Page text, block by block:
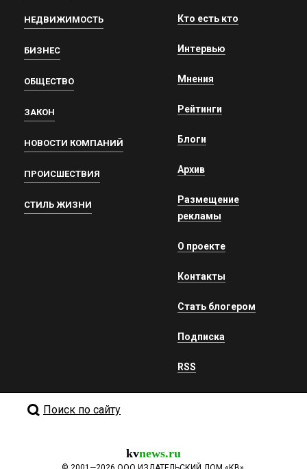
НЕДВИЖИМОСТЬ
БИЗНЕС
ОБЩЕСТВО
ЗАКОН
НОВОСТИ КОМПАНИЙ
ПРОИСШЕСТВИЯ
СТИЛЬ ЖИЗНИ
Кто есть кто
Интервью
Мнения
Рейтинги
Блоги
Архив
Размещение
рекламы
О проекте
Контакты
Стать блогером
Подписка
RSS
Поиск по сайту
kvnews.ru